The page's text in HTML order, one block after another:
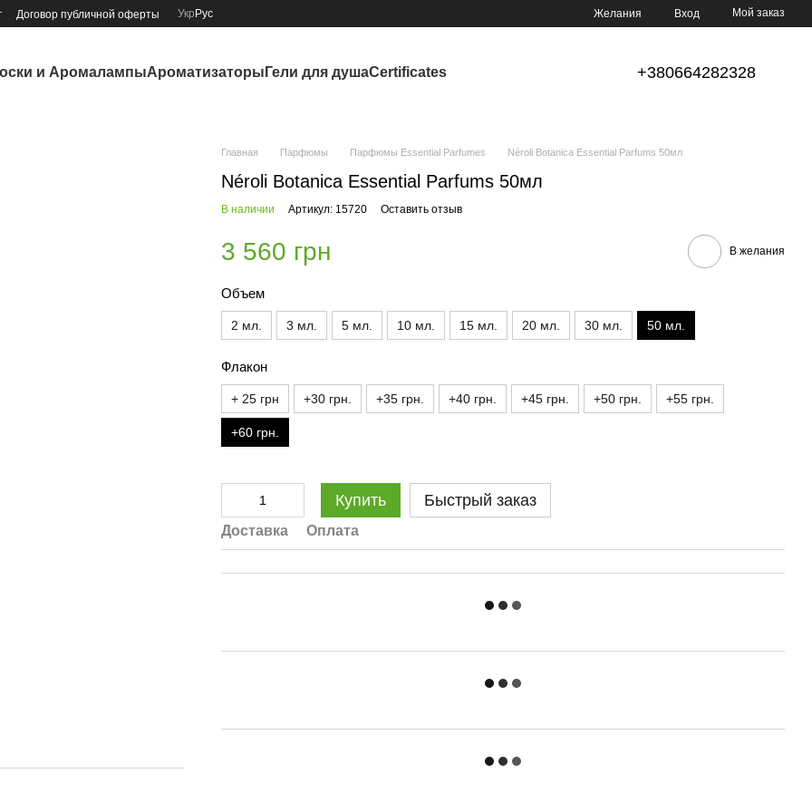
Договор публичной оферты Укр Рус Желания Вход Мой заказ
и АромалампыАроматизаторы Гели для душаCertificates +380664282328
Главная Парфюмы Парфюмы Essential Parfumes Néroli Botanica Essential Parfums 50мл
Néroli Botanica Essential Parfums 50мл
В наличии Артикул: 15720 Оставить отзыв
3 560 грн В желания
Объем
2 мл. 3 мл. 5 мл. 10 мл. 15 мл. 20 мл. 30 мл. 50 мл.
Флакон
+ 25 грн +30 грн. +35 грн. +40 грн. +45 грн. +50 грн. +55 грн.
+60 грн.
Купить Быстрый заказ
Доставка Оплата